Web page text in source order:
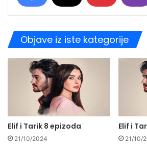
Objave iz iste kategorije
Elif i Tarik 8 epizoda
21/10/2024
Elif i
21/10/